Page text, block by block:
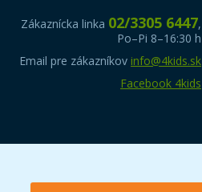
Zákaznícka linka 02/3305 6447,
Po–Pi 8–16:30 h
Email pre zákazníkov info@4kids.sk
Facebook 4kids